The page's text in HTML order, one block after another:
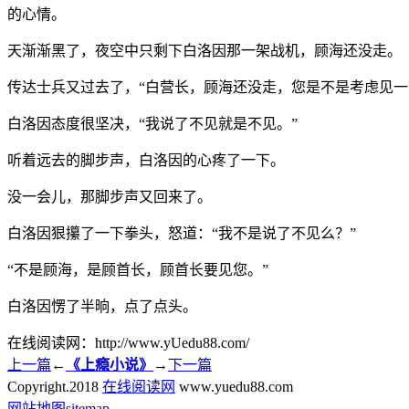
的心情。
天渐渐黑了，夜空中只剩下白洛因那一架战机，顾海还没走。
传达士兵又过去了，“白营长，顾海还没走，您是不是考虑见
白洛因态度很坚决，“我说了不见就是不见。”
听着远去的脚步声，白洛因的心疼了一下。
没一会儿，那脚步声又回来了。
白洛因狠攥了一下拳头，怒道：“我不是说了不见么？”
“不是顾海，是顾首长，顾首长要见您。”
白洛因愣了半晌，点了点头。
在线阅读网：http://www.yUedu88.com/
上一篇 ← 《上瘾小说》 →下一篇
Copyright.2018 在线阅读网 www.yuedu88.com